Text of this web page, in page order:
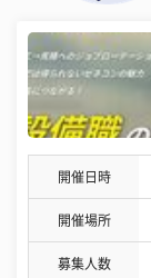
開催日時
開催場所
募集人数